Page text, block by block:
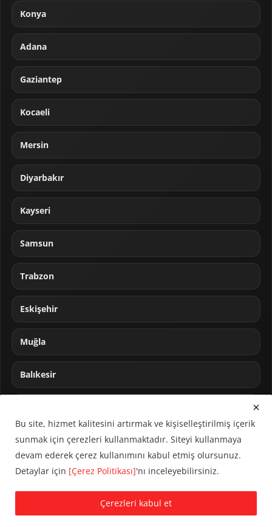
Konya
Adana
Gaziantep
Kocaeli
Mersin
Diyarbakır
Kayseri
Samsun
Trabzon
Eskişehir
Muğla
Balıkesir
© 2024 CUMHA (Cumhur Haber Ajansı) Tüm hakları saklıdır.
KVKK Aydınlatma Metni
Çerez Politikası
Bu site, hizmet kalitesini artırmak ve kişiselleştirilmiş içerik
sunmak için çerezleri kullanmaktadır. Siteyi kullanmaya
devam ederek çerez kullanımını kabul etmiş olursunuz.
Detaylar için [Çerez Politikası]'nı inceleyebilirsiniz.
Çerezleri kabul et